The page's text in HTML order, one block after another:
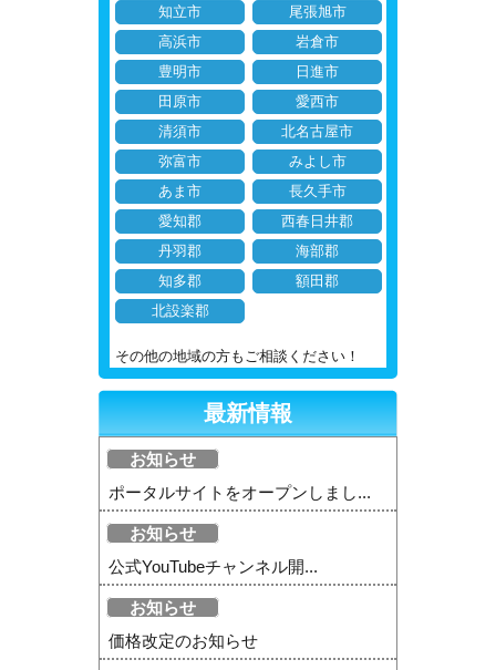
知立市
尾張旭市
高浜市
岩倉市
豊明市
日進市
田原市
愛西市
清須市
北名古屋市
弥富市
みよし市
あま市
長久手市
愛知郡
西春日井郡
丹羽郡
海部郡
知多郡
額田郡
北設楽郡
その他の地域の方もご相談ください！
最新情報
お知らせ
ポータルサイトをオープンしまし...
お知らせ
公式YouTubeチャンネル開...
お知らせ
価格改定のお知らせ